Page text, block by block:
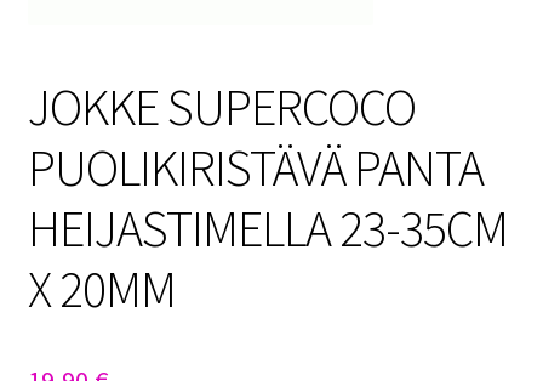
JOKKE SUPERCOCO
PUOLIKIRISTÄVÄ PANTA
HEIJASTIMELLA 23-35CM
X 20MM